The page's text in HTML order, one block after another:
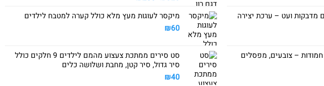
מדבקות ועט – ערכת יצירה
חמודות – צובעים, מפסלים
היה:
הוא:
מיקסר לעוגות מעץ מלא כולל קערה למטבח לילדים
₪60
סט סירים ממתכת צעצוע מהמם לילדים 9 חלקים כולל
סיר גדול, סיר קטן, מחבת ושלושה כלים
₪40